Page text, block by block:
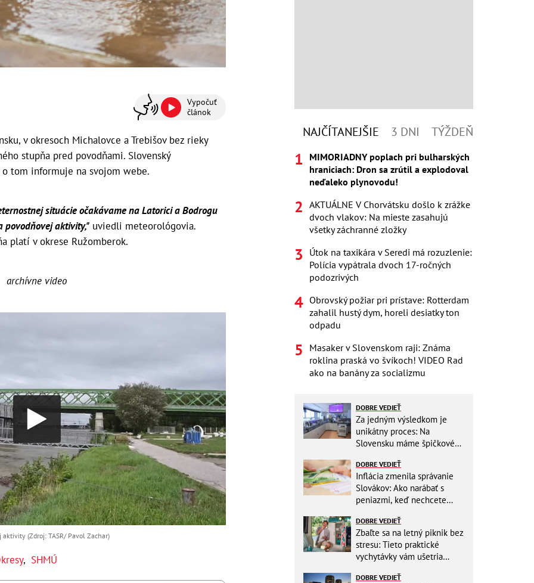
Vypočuť
článok
v okresoch Michalovce a Trebišov bez rieky
stupňa pred povodňami. Slovenský
tom informuje na svojom webe.
situácie očakávame na Latorici a Bodrogu
povodňovej aktivity," uviedli meteorológovia.
platí v okrese Ružomberok.
archívne video
(Zdroj: TASR/ Pavol Zachar)
, SHMÚ
NAJČÍTANEJŠIE 3 DNI TÝŽDEŇ
MIMORIADNY poplach pri bulharských
hraniciach: Dron sa zrútil a explodoval
neďaleko plynovodu!
AKTUÁLNE V Chorvátsku došlo k zrážke
dvoch vlakov: Na mieste zasahujú
všetky záchranné zložky
Útok na taxikára v Seredi má rozuzlenie:
Polícia vypátrala dvoch 17-ročných
podozrivých
Obrovský požiar pri prístave: Rotterdam
zahalil hustý dym, horeli desiatky ton
odpadu
Masaker v Slovenskom raji: Známa
roklina praská vo švíkoch! VIDEO Rad
ako na banány za socializmu
DOBRE VEDIEŤ
Za jedným výsledkom je
unikátny proces: Na
Slovensku máme špičkové
DOBRE VEDIEŤ
Inflácia zmenila správanie
Slovákov: Ako narábať s
peniazmi, keď nechcete
DOBRE VEDIEŤ
Zbaľte sa na letný piknik bez
stresu: Tieto praktické
vychytávky vám ušetria
DOBRE VEDIEŤ